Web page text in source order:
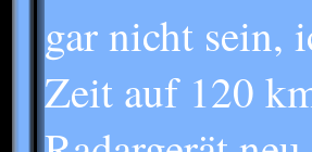
gar nicht sein,
Zeit auf 120